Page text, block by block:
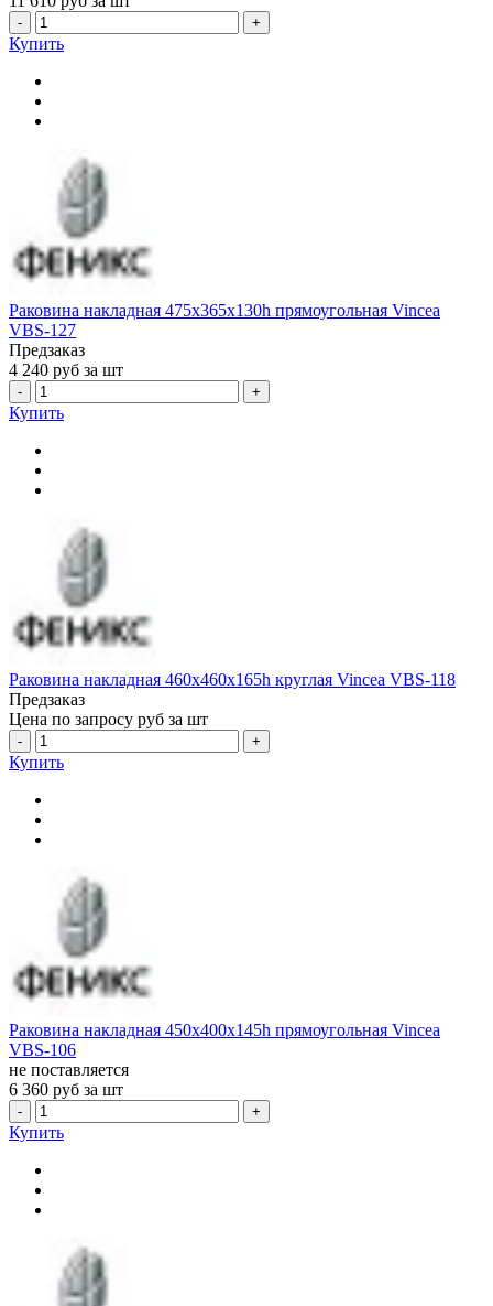
- +
Купить
Раковина накладная 475x365x130h прямоугольная Vincea
VBS-127
Предзаказ
4 240 руб за шт
- +
Купить
Раковина накладная 460x460x165h круглая Vincea VBS-118
Предзаказ
Цена по запросу руб за шт
- +
Купить
Раковина накладная 450x400x145h прямоугольная Vincea
VBS-106
не поставляется
6 360 руб за шт
- +
Купить